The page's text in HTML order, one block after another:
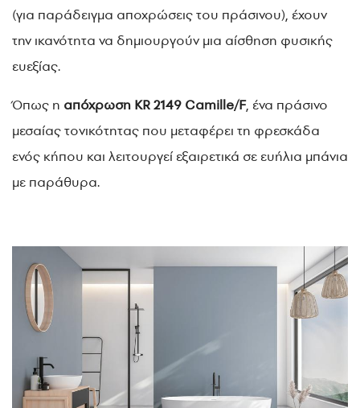
(για παράδειγμα αποχρώσεις του πράσινου), έχουν
την ικανότητα να δημιουργούν μια αίσθηση φυσικής
ευεξίας.
Όπως η απόχρωση KR 2149 Camille/F, ένα πράσινο
μεσαίας τονικότητας που μεταφέρει τη φρεσκάδα
ενός κήπου και λειτουργεί εξαιρετικά σε ευήλια μπάνια
με παράθυρα.